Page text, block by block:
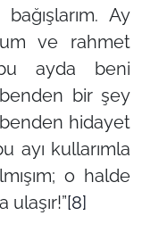
Ay
ve rahmet
ayda beni
bir şey
hidayet
ayı kullarımla
o halde
ulaşır!”[8]